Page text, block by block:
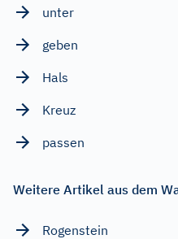
unter
geben
Hals
Kreuz
passen
Weitere Artikel aus dem
Rogenstein